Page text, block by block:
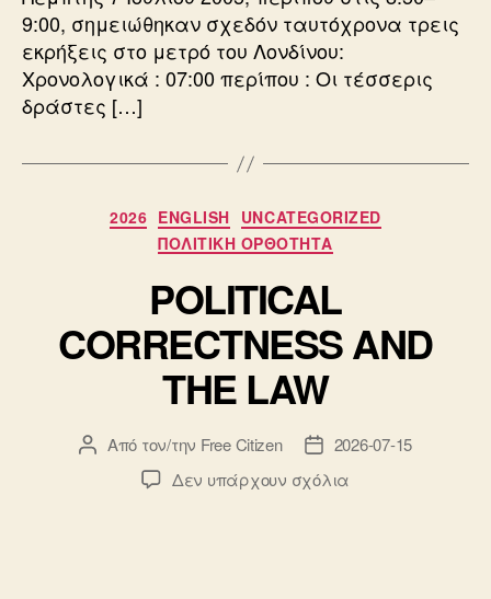
9:00, σημειώθηκαν σχεδόν ταυτόχρονα τρεις
εκρήξεις στο μετρό του Λονδίνου:
Χρονολογικά : 07:00 περίπου : Οι τέσσερις
δράστες […]
Κατηγορίες
2026 ENGLISH UNCATEGORIZED
ΠΟΛΙΤΙΚΗ ΟΡΘΟΤΗΤΑ
POLITICAL
CORRECTNESS AND
THE LAW
Συντάκτης
άρθρου
Από τον/την Free Citizen
Ημ.
δημοσίευσης
2026-07-15
Δεν υπάρχουν σχόλια